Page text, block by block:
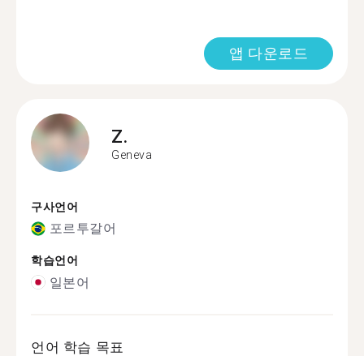
앱 다운로드
Z.
Geneva
구사언어
포르투갈어
학습언어
일본어
언어 학습 목표